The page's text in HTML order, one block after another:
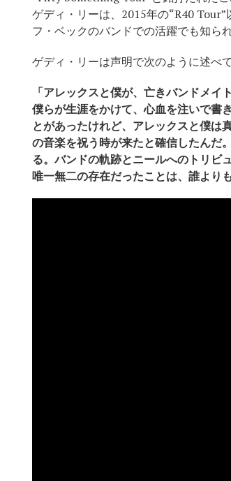
ゲディ・リーは、2015年の“R40
フ・ベックのバンドでの活躍でも知ら
ゲディ・リーは声明で次のように述べて
「アレックスと僕が、亡きバンドメ
僕らが生涯をかけて、心血を注いで書
とがあったけれど、アレックスと僕は
の音楽を祝う時が来たと確信したんだ
る。バンドの軌跡とニールへのトリビ
唯一無二の存在だったことは、誰より